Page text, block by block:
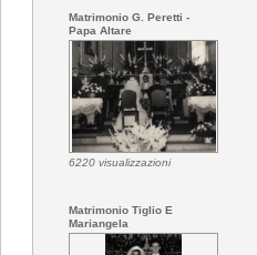
Matrimonio G. Peretti -
Papa Altare
6220 visualizzazioni
Matrimonio Tiglio E
Mariangela